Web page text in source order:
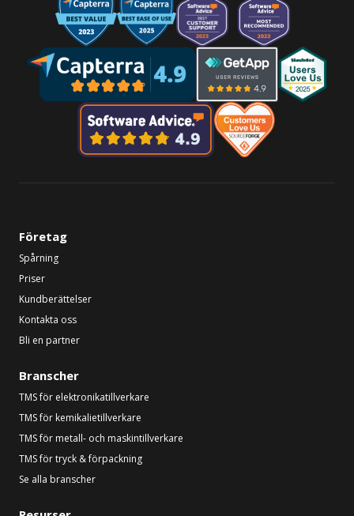
Företag
Spårning
Priser
Kundberättelser
Kontakta oss
Bli en partner
Branscher
TMS för elektronikatillverkare
TMS för kemikalietillverkare
TMS för metall- och maskintillverkare
TMS för tryck & förpackning
Se alla branscher